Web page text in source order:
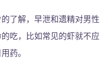
了解，早泄和遗精对男性
吃，比如常见的虾就不应
药。